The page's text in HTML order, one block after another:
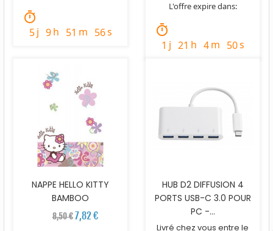
timer
5j 9h 51 m 54s
L'offre expire dans:
timer
1 j 21 h 4m 48s
NAPPE HELLO KITTY
BAMBOO
8,50 € 7,82 €
HUB D2 DIFFUSION 4
PORTS USB-C 3.0 POUR
PC -...
Livré chez vous entre le